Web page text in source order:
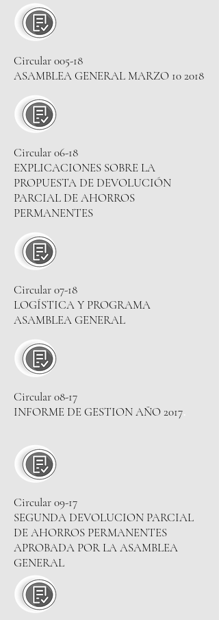
Circular 005-18
ASAMBLEA GENERAL MARZO 10 2018
Circular 06-18
EXPLICACIONES SOBRE LA
PROPUESTA DE DEVOLUCIÓN
PARCIAL DE AHORROS
PERMANENTES
Circular 07-18
LOGÍSTICA Y PROGRAMA
ASAMBLEA GENERAL
Circular 08-17
INFORME DE GESTION AÑO 2017.
Circular 09-17
SEGUNDA DEVOLUCION PARCIAL
DE AHORROS PERMANENTES
APROBADA POR LA ASAMBLEA
GENERAL